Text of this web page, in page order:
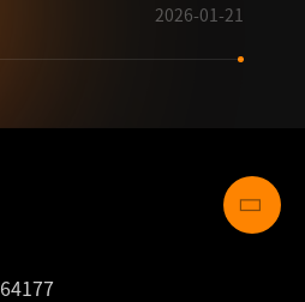
2026-01-21